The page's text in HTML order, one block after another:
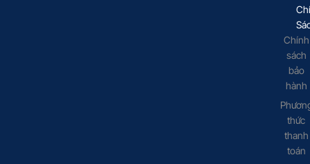
Chính
sách
bảo
hành
thức
thanh
toán